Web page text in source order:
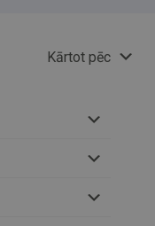
Kārtot pēc